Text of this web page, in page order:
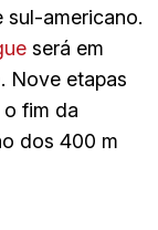
sul-americano.
será em
Nove etapas
fim da
dos 400 m